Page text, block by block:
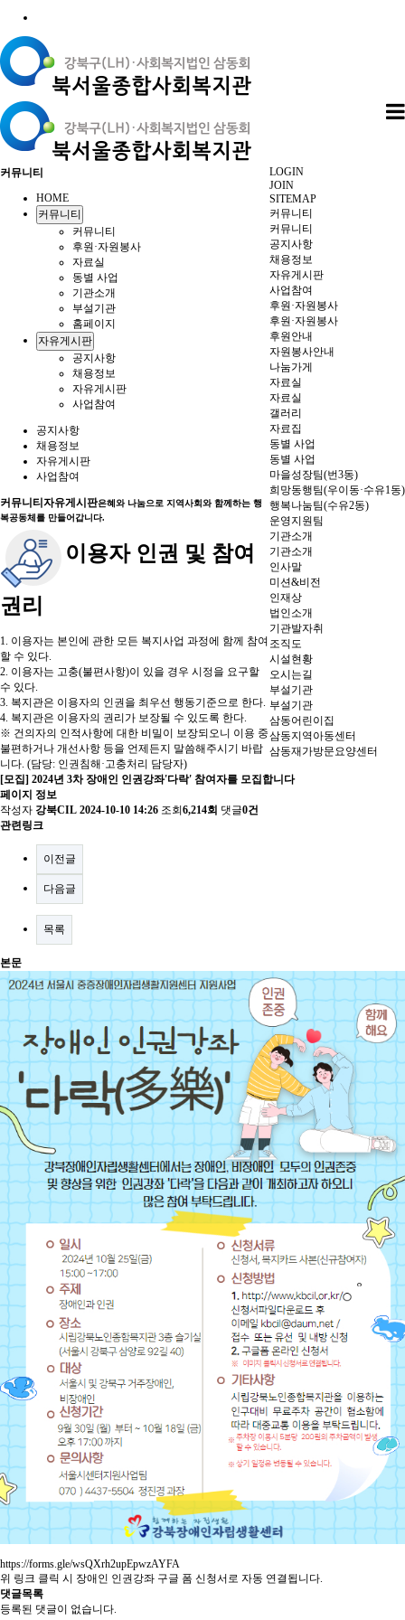
LOGIN
JOIN
SITEMAP
커뮤니티
커뮤니티
공지사항
채용정보
자유게시판
사업참여
후원·자원봉사
후원·자원봉사
후원안내
자원봉사안내
나눔가게
자료실
자료실
갤러리
자료집
동별 사업
동별 사업
마을성장팀(번3동)
희망동행팀(우이동·수유1동)
행복나눔팀(수유2동)
운영지원팀
기관소개
기관소개
인사말
미션&비전
인재상
법인소개
기관발자취
조직도
시설현황
오시는길
부설기관
부설기관
삼동어린이집
삼동지역아동센터
삼동재가방문요양센터
커뮤니티
HOME
커뮤니티
커뮤니티
후원·자원봉사
자료실
동별 사업
기관소개
부설기관
홈페이지
자유게시판
공지사항
채용정보
자유게시판
사업참여
공지사항
채용정보
자유게시판
사업참여
커뮤니티 자유게시판은혜와 나눔으로 지역사회와 함께하는 행
복공동체를 만들어갑니다.
이용자 인권 및 참여
권리
1. 이용자는 본인에 관한 모든 복지사업 과정에 함께 참여
할 수 있다.
2. 이용자는 고충(불편사항)이 있을 경우 시정을 요구할
수 있다.
3. 복지관은 이용자의 인권을 최우선 행동기준으로 한다.
4. 복지관은 이용자의 권리가 보장될 수 있도록 한다.
※ 건의자의 인적사항에 대한 비밀이 보장되오니 이용 중
불편하거나 개선사항 등을 언제든지 말씀해주시기 바랍
니다. (담당: 인권침해·고충처리 담당자)
[모집] 2024년 3차 장애인 인권강좌'다락' 참여자를 모집합니다
페이지 정보
작성자 강북CIL 2024-10-10 14:26 조회 6,214회 댓글0건
관련링크
이전글
다음글
목록
본문
https://forms.gle/wsQXrh2upEpwzAYFA
위 링크 클릭 시 장애인 인권강좌 구글 폼 신청서로 자동 연결됩니다.
댓글목록
등록된 댓글이 없습니다.